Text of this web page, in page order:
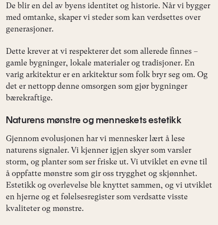
De blir en del av byens identitet og historie. Når vi bygger
med omtanke, skaper vi steder som kan verdsettes over
generasjoner.
Dette krever at vi respekterer det som allerede finnes –
gamle bygninger, lokale materialer og tradisjoner. En
varig arkitektur er en arkitektur som folk bryr seg om. Og
det er nettopp denne omsorgen som gjør bygninger
bærekraftige.
Naturens mønstre og menneskets estetikk
Gjennom evolusjonen har vi mennesker lært å lese
naturens signaler. Vi kjenner igjen skyer som varsler
storm, og planter som ser friske ut. Vi utviklet en evne til
å oppfatte mønstre som gir oss trygghet og skjønnhet.
Estetikk og overlevelse ble knyttet sammen, og vi utviklet
en hjerne og et følelsesregister som verdsatte visste
kvaliteter og mønstre.